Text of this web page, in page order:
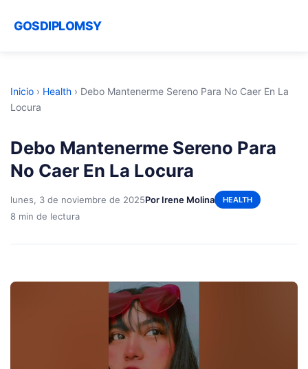
GOSDIPLOMSY
Inicio › Health › Debo Mantenerme Sereno Para No Caer En La
Locura
Debo Mantenerme Sereno Para
No Caer En La Locura
lunes, 3 de noviembre de 2025Por Irene Molina HEALTH
8 min de lectura